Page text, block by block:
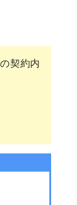
契約内